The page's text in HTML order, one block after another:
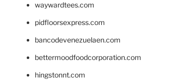
waywardtees.com
pidfloorsexpress.com
bancodevenezuelaen.com
bettermoodfoodcorporation.com
hingstonnt.com